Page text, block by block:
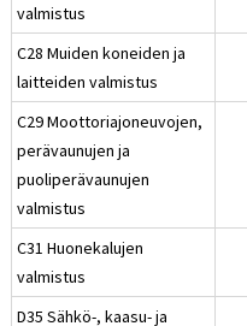
valmistus
C28 Muiden koneiden ja
laitteiden valmistus
C29 Moottoriajoneuvojen,
perävaunujen ja
puoliperävaunujen
valmistus
C31 Huonekalujen
valmistus
D35 Sähkö-, kaasu- ja